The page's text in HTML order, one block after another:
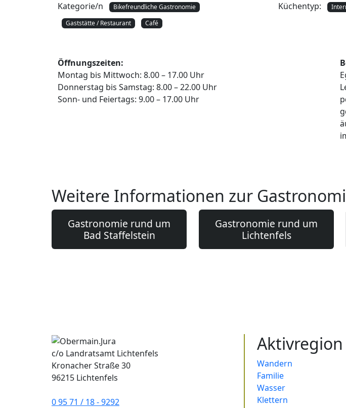
Kategorie/n
Bikefreundliche Gastronomie
Gaststätte / Restaurant
Café
Küchentyp:
Öffnungszeiten:
Montag bis Mittwoch: 8.00 – 17.00 Uhr
Donnerstag bis Samstag: 8.00 – 22.00 Uhr
Sonn- und Feiertags: 9.00 – 17.00 Uhr
Weitere Informationen zur
Gastronomie rund um
Bad Staffelstein
Gastronomie rund um
Lichtenfels
c/o Landratsamt Lichtenfels
Kronacher Straße 30
96215 Lichtenfels
0 95 71 / 18 - 9292
Aktivregion
Wandern
Familie
Wasser
Klettern